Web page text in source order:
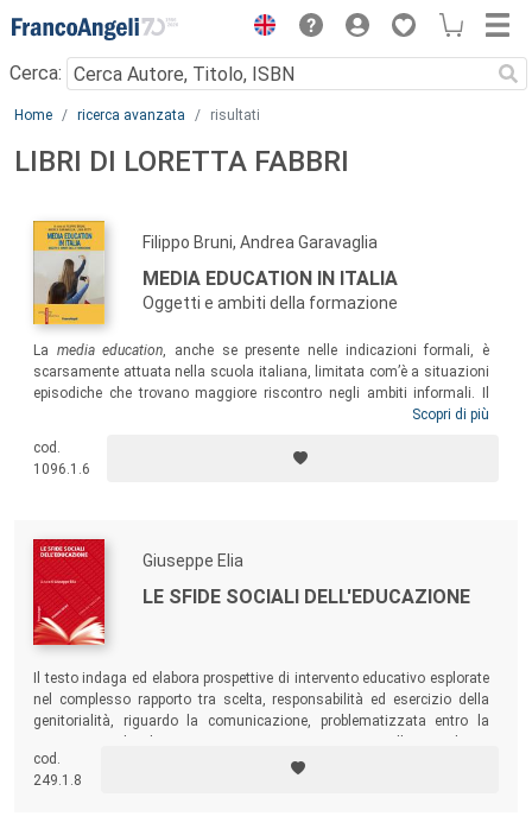
Menu
Cerca:
Main content
Home ricerca avanzata risultati
LIBRI DI LORETTA FABBRI
Filippo Bruni, Andrea Garavaglia
MEDIA EDUCATION IN ITALIA
Oggetti e ambiti della formazione
La media education, anche se presente nelle indicazioni formali, è
scarsamente attuata nella scuola italiana, limitata com’è a situazioni
episodiche che trovano maggiore riscontro negli ambiti informali. Il
volume entra in profondità nella varietà del quadro italiano, tra
agli adulti, valorizzando una ricchezza e un potenziale pronto per
uscire dalle cornici sperimentali della ricerca e delle singole offerte
Scopri di più
cod.
1096.1.6
Giuseppe Elia
LE SFIDE SOCIALI DELL'EDUCAZIONE
Il testo indaga ed elabora prospettive di intervento educativo esplorate
nel complesso rapporto tra scelta, responsabilità ed esercizio della
genitorialità, riguardo la comunicazione, problematizzata entro la
questioni di una scuola inclusiva del singolo e delle personali identità.
cod.
249.1.8